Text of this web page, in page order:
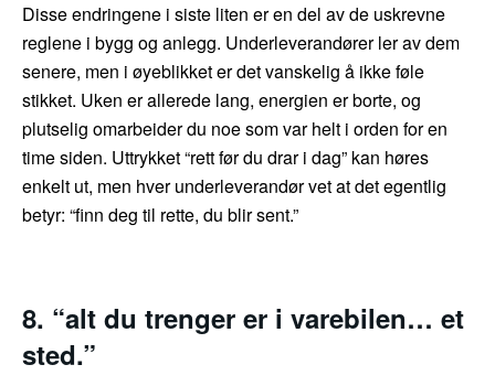
Disse endringene i siste liten er en del av de uskrevne
reglene i bygg og anlegg. Underleverandører ler av dem
senere, men i øyeblikket er det vanskelig å ikke føle
stikket. Uken er allerede lang, energien er borte, og
plutselig omarbeider du noe som var helt i orden for en
time siden. Uttrykket “rett før du drar i dag” kan høres
enkelt ut, men hver underleverandør vet at det egentlig
betyr: “finn deg til rette, du blir sent.”
8. “alt du trenger er i varebilen… et
sted.”